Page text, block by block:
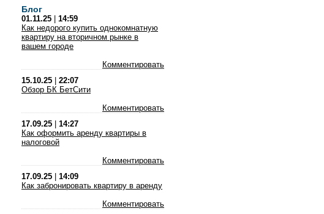
Блог
01.11.25
14:59
Как недорого купить однокомнатную
квартиру на вторичном рынке в
вашем городе
Комментировать
15.10.25
22:07
Обзор БК БетСити
Комментировать
17.09.25
14:27
Как оформить аренду квартиры в
налоговой
Комментировать
17.09.25
14:09
Как забронировать квартиру в аренду
Комментировать